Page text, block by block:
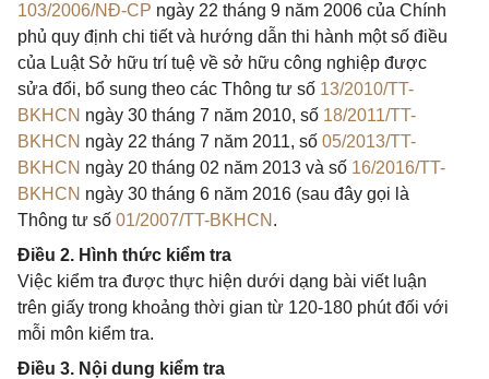
103/2006/NĐ-CP ngày 22 tháng 9 năm 2006 của Chính
phủ quy định chi tiết và hướng dẫn thi hành một số điều
của Luật Sở hữu trí tuệ về sở hữu công nghiệp được
sửa đổi, bổ sung theo các Thông tư số 13/2010/TT-
BKHCN ngày 30 tháng 7 năm 2010, số 18/2011/TT-
BKHCN ngày 22 tháng 7 năm 2011, số 05/2013/TT-
BKHCN ngày 20 tháng 02 năm 2013 và số 16/2016/TT-
BKHCN ngày 30 tháng 6 năm 2016 (sau đây gọi là
Thông tư số 01/2007/TT-BKHCN .
Điều 2. Hình thức kiểm tra
Việc kiểm tra được thực hiện dưới dạng bài viết luận
trên giấy trong khoảng thời gian từ 120-180 phút đối với
mỗi môn kiểm tra.
Điều 3. Nội dung kiểm tra